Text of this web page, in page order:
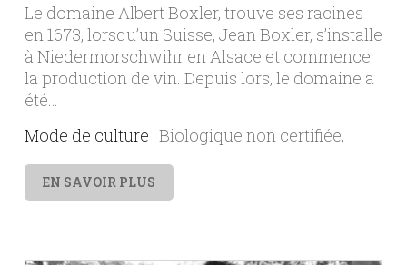
Le domaine Albert Boxler, trouve ses racines
en 1673, lorsqu’un Suisse, Jean Boxler, s’installe
à Niedermorschwihr en Alsace et commence
la production de vin. Depuis lors, le domaine a
été…
Mode de culture : Biologique non certifiée
EN SAVOIR PLUS